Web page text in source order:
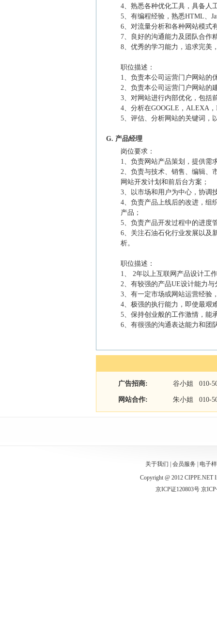
4、熟悉各种优化工具，具备人
5、有编程经验，熟悉HTML、
6、对流量分析和各种网站模式
7、良好的沟通能力及团队合作
8、优秀的学习能力，追求完美
职位描述：
1、负责本公司运营门户网站的
2、负责本公司运营门户网站的
3、对网站进行内部优化，包括
4、分析在GOOGLE，ALEXA
5、评估、分析网站的关键词，
G. 产品经理
岗位要求：
1、负责网站产品策划，提供需
2、负责与技术、销售、编辑、
网站开发计划和前后台方案；
3、以市场和用户为中心，协调
4、负责产品上线后的改进，组
产品；
5、负责产品开发过程中的进度
6、关注石油石化行业发展以及
析。
职位描述：
1、 2年以上互联网产品设计工
2、有较强的产品UE设计能力与
3、有一定市场或网站运营经验
4、极强的执行能力，即使最艰
5、保持创业般的工作激情，能
6、有很强的沟通表达能力和团
广告招商: 谷小姐 010-
网站合作: 朱小姐 010-
关于我们 会员服务
电子
Copyright @ 2012 CIPPE.NET
京ICP证120803号 京